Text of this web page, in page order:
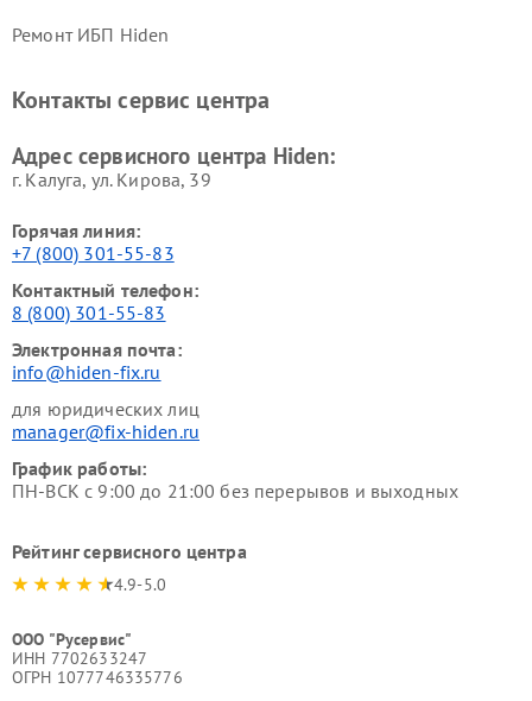
Ремонт ИБП Hiden
Контакты сервис центра
Адрес сервисного центра Hiden:
г. Калуга, ул. Кирова, 39
Горячая линия:
+7 (800) 301-55-83
Контактный телефон:
8 (800) 301-55-83
Электронная почта:
info@hiden-fix.ru
для юридических лиц
manager@fix-hiden.ru
График работы:
ПН-ВСК с 9:00 до 21:00 без перерывов и выходных
Рейтинг сервисного центра
4.9-5.0
ООО "Русервис"
ИНН 7702633247
ОГРН 1077746335776